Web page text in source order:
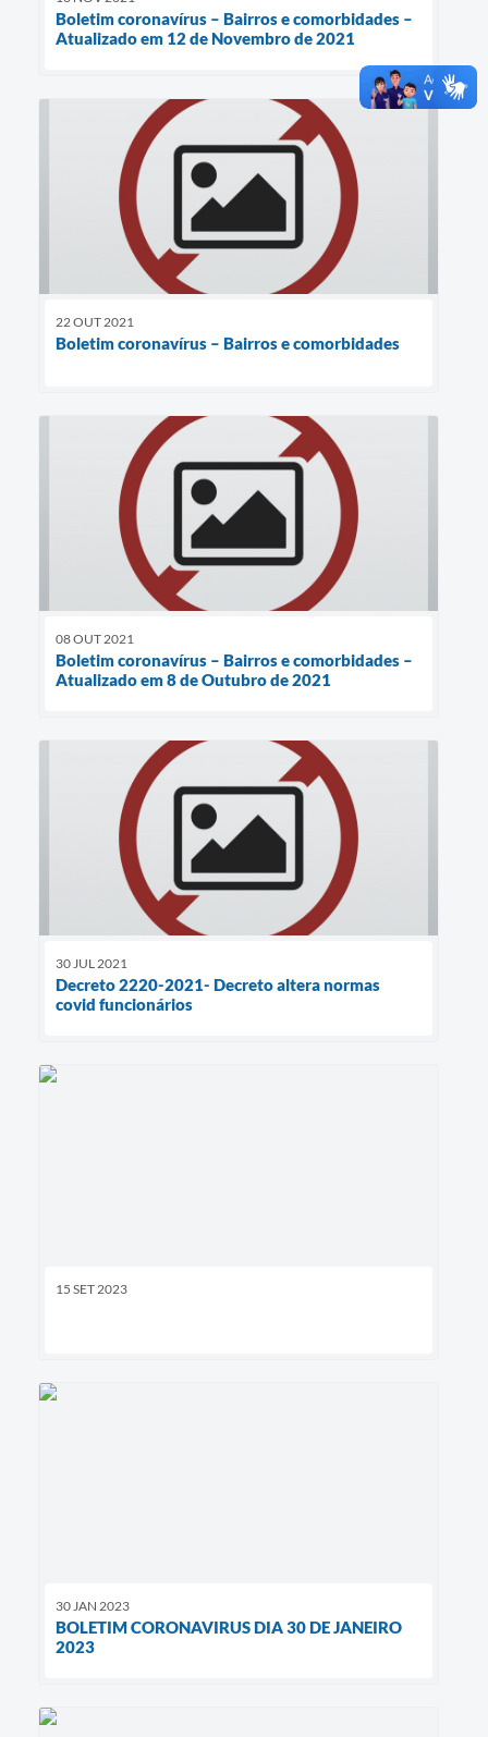
Boletim coronavírus – Bairros e comorbidades –
Atualizado em 12 de Novembro de 2021
22 OUT 2021
Boletim coronavírus – Bairros e comorbidades
08 OUT 2021
Boletim coronavírus – Bairros e comorbidades –
Atualizado em 8 de Outubro de 2021
30 JUL 2021
Decreto 2220-2021- Decreto altera normas
covid funcionários
15 SET 2023
30 JAN 2023
BOLETIM CORONAVIRUS DIA 30 DE JANEIRO
2023